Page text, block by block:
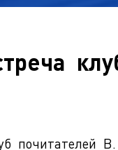
почитателей